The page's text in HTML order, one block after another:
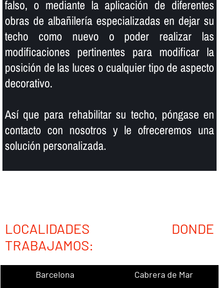
falso, o mediante la aplicación de diferentes
obras de albañilerí­a especializadas en dejar su
techo como nuevo o poder realizar las
modificaciones pertinentes para modificar la
posición de las luces o cualquier tipo de aspecto
decorativo.
Así­ que para rehabilitar su techo, póngase en
contacto con nosotros y le ofreceremos una
solución personalizada.
LOCALIDADES DONDE
TRABAJAMOS:
Barcelona
Cabrera de Mar